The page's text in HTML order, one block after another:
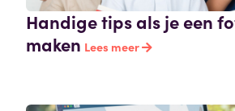
Handige tips als je een
maken Lees meer